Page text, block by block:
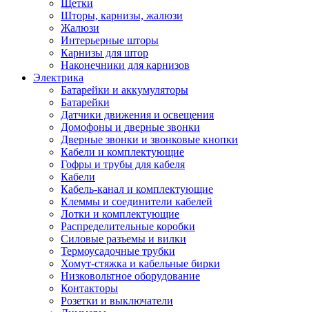
Щетки
Шторы, карнизы, жалюзи
Жалюзи
Интерьерные шторы
Карнизы для штор
Наконечники для карнизов
Электрика
Батарейки и аккумуляторы
Батарейки
Датчики движения и освещения
Домофоны и дверные звонки
Дверные звонки и звонковые кнопки
Кабели и комплектующие
Гофры и трубы для кабеля
Кабели
Кабель-канал и комплектующие
Клеммы и соединители кабелей
Лотки и комплектующие
Распределительные коробки
Силовые разъемы и вилки
Термоусадочные трубки
Хомут-стяжка и кабельные бирки
Низковольтное оборудование
Контакторы
Розетки и выключатели